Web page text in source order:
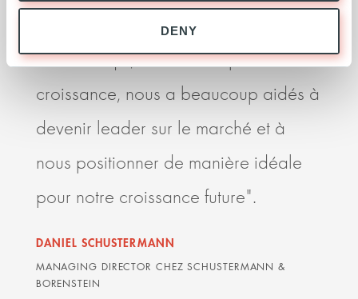
DENY
Nous apprécions le soutien unique
d'Ardian qui, sur notre trajectoire de
croissance, nous a beaucoup aidés à
devenir leader sur le marché et à
nous positionner de manière idéale
pour notre croissance future".
DANIEL SCHUSTERMANN
MANAGING DIRECTOR CHEZ SCHUSTERMANN &
BORENSTEIN
et